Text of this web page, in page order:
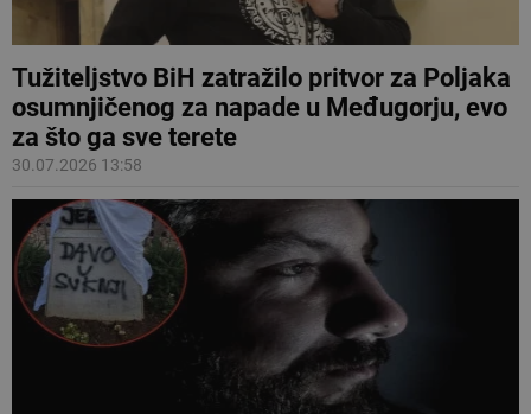
Tužiteljstvo BiH zatražilo pritvor za Poljaka
osumnjičenog za napade u Međugorju, evo
za što ga sve terete
30.07.2026 13:58